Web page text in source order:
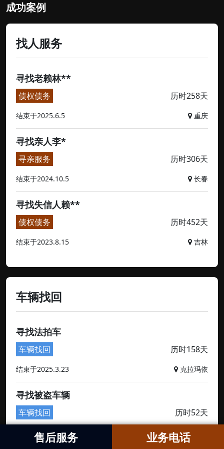
成功案例
找人服务
寻找老赖林**
债权债务 历时258天
结束于2025.6.5 重庆
寻找亲人李*
寻亲服务 历时306天
结束于2024.10.5 长春
寻找失信人赖**
债权债务 历时452天
结束于2023.8.15 吉林
车辆找回
寻找法拍车
车辆找回 历时158天
结束于2025.3.23 克拉玛依
寻找被盗车辆
车辆找回 历时52天
结束于2024.12.5
售后服务 业务电话